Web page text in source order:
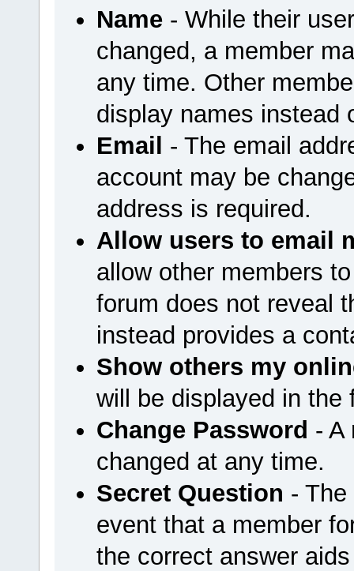
Name- While their
changed, a member
any time. Other
display names instead
Email - The email
account may be
address is required.
Allow users to email
allow other members
forum does not reveal
instead provides a
Show others my
will be displayed in
Change Password - A
changed at any time.
Secret Question -
event that a member
the correct answer